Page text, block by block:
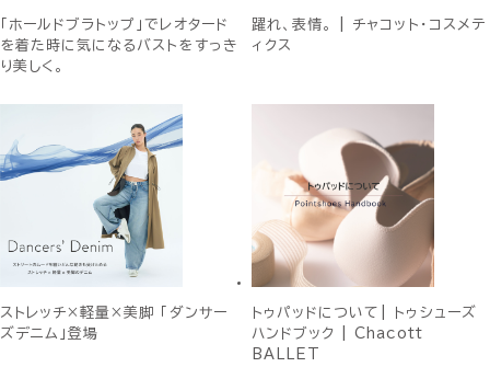
「ホールドブラトップ」でレオタード
を着た時に気になるバストをすっき
り美しく。
躍れ、表情。 | チャコット・コスメテ
ィクス
ストレッチ×軽量×美脚 「ダンサー
ズデニム」登場
トゥパッドについて| トゥシューズ
ハンドブック | Chacott
BALLET